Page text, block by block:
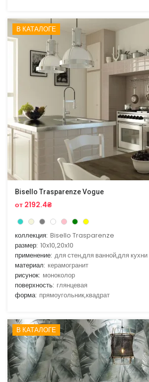
В КАТАЛОГЕ
Bisello Trasparenze Vogue
от 2192.4₴
коллекция: Bisello Trasparenze
размер: 10x10,20x10
применение: для стен,для ванной,для кухни
материал: керамогранит
рисунок: моноколор
поверхность: глянцевая
форма: прямоугольник,квадрат
В КАТАЛОГЕ